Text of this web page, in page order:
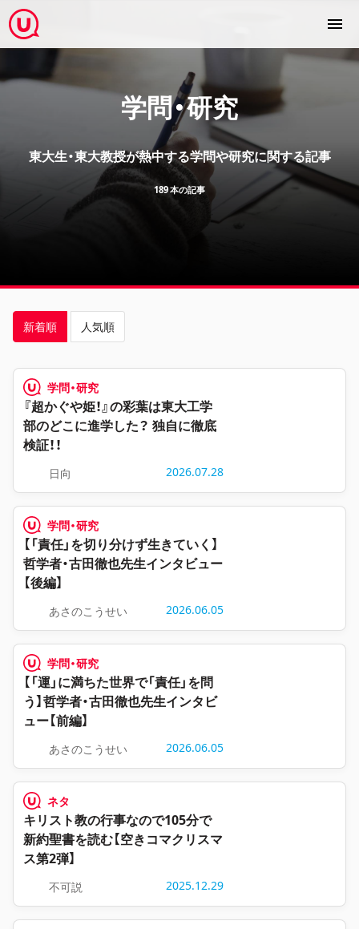
学問・研究
東大生・東大教授が熱中する学問や研究に関する記事
189 本の記事
新着順 人気順
学問・研究
『超かぐや姫！』の彩葉は東大工学
部のどこに進学した？ 独自に徹底
検証！！
日向 2026.07.28
学問・研究
【「責任」を切り分けず生きていく】
哲学者・古田徹也先生インタビュー
【後編】
あさのこうせい 2026.06.05
学問・研究
【「運」に満ちた世界で「責任」を問
う】哲学者・古田徹也先生インタビ
ュー【前編】
あさのこうせい 2026.06.05
ネタ
キリスト教の行事なので105分で
新約聖書を読む【空きコマクリスマ
ス第2弾】
不可説 2025.12.29